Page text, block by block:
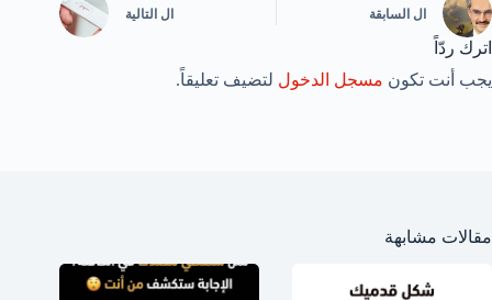
ال السابقة ال التالية
اترك ردّاً
يجب أنت تكون مسجل الدخول لتضيف تعليقاً.
مقالات مشابهة